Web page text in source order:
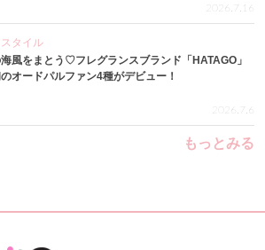
2026.7.16
タイル
風をまとう♡フレグランスブランド「HATAGO」
オードパルファン4種がデビュー！
2026.7.6
もっとみる